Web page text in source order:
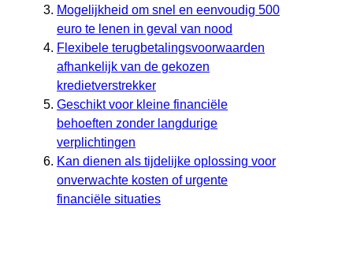
Mogelijkheid om snel en eenvoudig 500
euro te lenen in geval van nood
Flexibele terugbetalingsvoorwaarden
afhankelijk van de gekozen
kredietverstrekker
Geschikt voor kleine financiële
behoeften zonder langdurige
verplichtingen
Kan dienen als tijdelijke oplossing voor
onverwachte kosten of urgente
financiële situaties